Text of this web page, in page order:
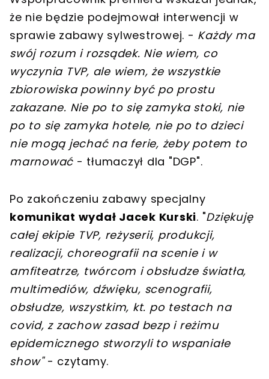
że nie będzie podejmował interwencji w
sprawie zabawy sylwestrowej. - Każdy ma
swój rozum i rozsądek. Nie wiem, co
wyczynia TVP, ale wiem, że wszystkie
zbiorowiska powinny być po prostu
zakazane. Nie po to się zamyka stoki, nie
po to się zamyka hotele, nie po to dzieci
nie mogą jechać na ferie, żeby potem to
marnować - tłumaczył dla "DGP".
Po zakończeniu zabawy specjalny
komunikat wydał Jacek Kurski. "Dziękuję
całej ekipie TVP, reżyserii, produkcji,
realizacji, choreografii na scenie i w
amfiteatrze, twórcom i obsłudze światła,
multimediów, dźwięku, scenografii,
obsłudze, wszystkim, kt. po testach na
covid, z zachow zasad bezp i reżimu
epidemicznego stworzyli to wspaniałe
show"- czytamy.